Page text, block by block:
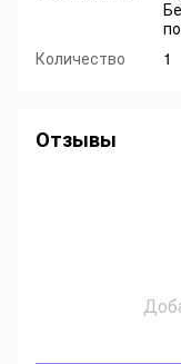
Количество
1
Отзывы